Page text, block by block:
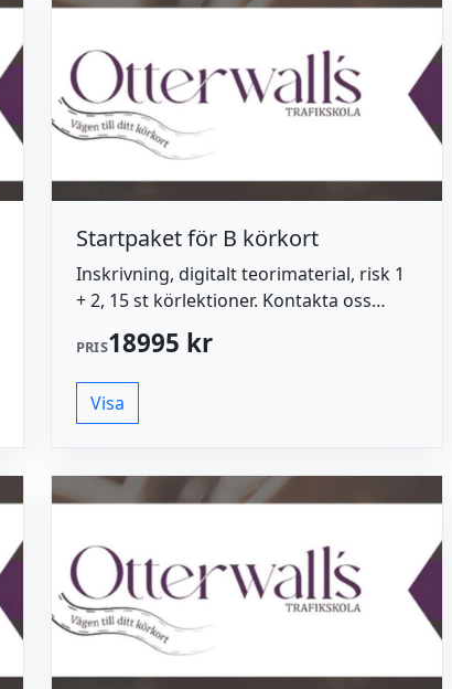
Startpaket för B körkort
Inskrivning, digitalt teorimaterial, risk 1
+ 2, 15 st körlektioner. Kontakta oss
gärna vid frågor/funderingar: 0762 911
511 info@otterwalls.se
PRIS18995 kr
Visa